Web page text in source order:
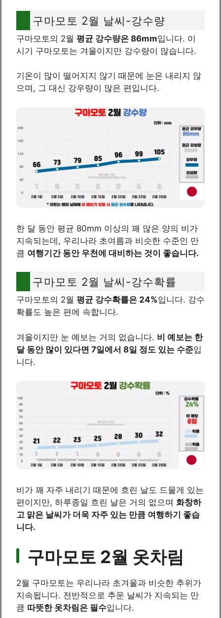
구마모토 2월 날씨-강수량
구마모토의 2월 평균 강수량은 86mm입니다. 이
시기 구마모토는 겨울이지만 강수량이 많습니다.
기온이 많이 떨어지지 않기 때문에 눈은 내리지 않
으며, 그 대신 강우량이 많은 편입니다.
한 달 동안 평균 80mm 이상의 꽤 많은 양의 비가
지속되는데, 우리나라 초여름과 비슷한 수준인 만
큼 여행기간 동안 우천에 대비하는 것이 좋습니다.
구마모토 2월 날씨-강수확률
구마모토의 2월 평균 강수확률은 24%입니다. 강수
확률도 높은 편에 속합니다.
겨울이지만 눈 예보는 거의 없습니다. 비 예보는 한
달 동안 많이 있다면 7일에서 8일 정도 있는 수준입
니다.
비가 꽤 자주 내리기 때문에 흐린 날도 드물게 있는
편이지만, 하루종일 흐린 날은 거의 없으며 화창하
고 맑은 날씨가 더욱 자주 있는 만큼 여행하기 좋습
니다.
구마모토 2월 옷차림
2월 구마모토는 우리나라 초겨울과 비슷한 추위가
지속됩니다. 전반적으로 추운 날씨가 지속되는 만
큼 따뜻한 옷차림은 필수입니다.